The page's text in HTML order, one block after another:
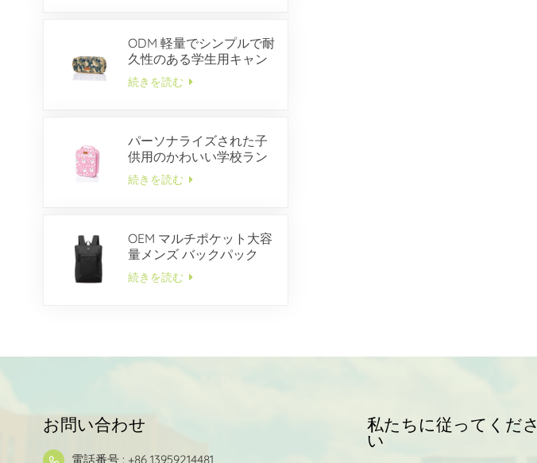
ODM 軽量でシンプルで耐
久性のある学生用キャン
バス ペンケース
続きを読む
パーソナライズされた子
供用のかわいい学校ラン
チボックス
続きを読む
OEM マルチポケット大容
量メンズ バックパック
続きを読む
お問い合わせ
電話番号 : +86 13959214481
私たちに従ってくださ
い